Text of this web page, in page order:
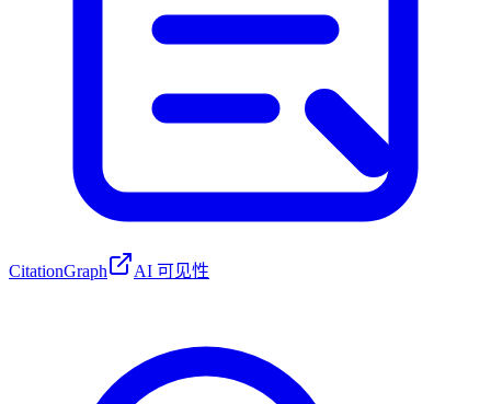
CitationGraph AI 可见性